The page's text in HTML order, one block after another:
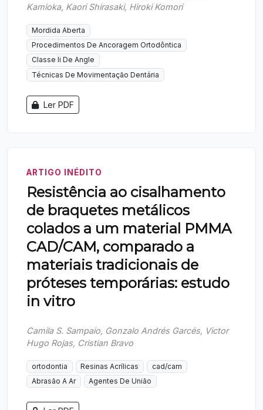
Kamioka, Kaori Shirasaki, Hiroki Komori
Mordida Aberta
Procedimentos De Ancoragem Ortodôntica
Classe Ii De Angle
Técnicas De Movimentação Dentária
Ler PDF
ARTIGO INÉDITO
Resistência ao cisalhamento
de braquetes metálicos
colados a um material PMMA
CAD/CAM, comparado a
materiais tradicionais de
próteses temporárias: estudo
in vitro
Camila S. Sampaio, Gonzalo Andrés Garcés, Victor
Hugo Rojas, Cristian Bravo
ortodontia Resinas Acrílicas
cad/cam
Abrasão A Ar
Agentes De União